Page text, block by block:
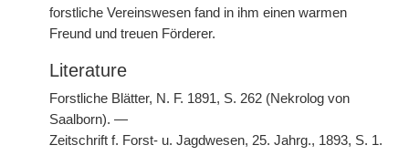
forstliche Vereinswesen fand in ihm einen warmen
Freund und treuen Förderer.
Literature
Forstliche Blätter, N. F. 1891, S. 262 (Nekrolog von
Saalborn). —
Zeitschrift f. Forst- u. Jagdwesen, 25. Jahrg., 1893, S. 1.